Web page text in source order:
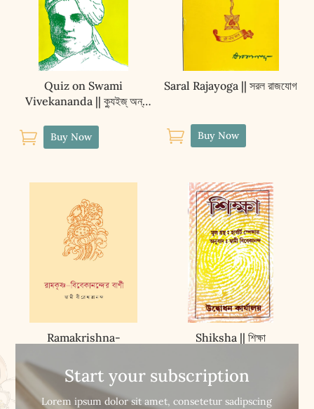
Quiz on Swami
Vivekananda || ক্যুইজ্‌ অন্‌
 Buy Now
Saral Rajayoga || সরল রাজযোগ
 Buy Now
Ramakrishna-
রামকৃষ্ণ – বিবেকানন্দের বাণী
 Buy Now
Shiksha || শিক্ষা
 Buy Now
Start your subscription
Lorem ipsum dolor sit amet, consetetur sadipscing